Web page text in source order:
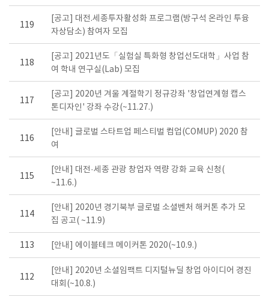
119
[공고] 대전.세종투자활성화 프로그램(방구석 온라인 투융
자상담소) 참여자 모집
118
[공고] 2021년도「실험실 특화형 창업선도대학」사업 참
여 학내 연구실(Lab) 모집
117
[공고] 2020년 겨울 계절학기 정규강좌 '창업연계형 캡스
톤디자인' 강좌 수강(~11.27.)
116
[안내] 글로벌 스타트업 페스티벌 컴업(COMUP) 2020 참
여
115
[안내] 대전·세종 관광 창업자 역량 강화 교육 신청(
~11.6.)
114
[안내] 2020년 경기북부 글로벌 소셜벤처 해커톤 추가 모
집 공고( ~11.9)
113 [안내] 에이블테크 메이커톤 2020(~10.9.)
112
[안내] 2020년 소셜임팩트 디지털뉴딜 창업 아이디어 경진
대회(~10.8.)